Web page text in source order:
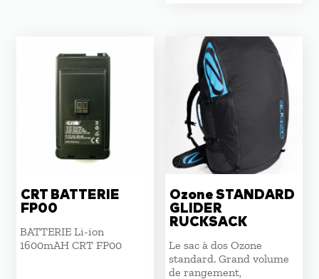
CRT BATTERIE
FP00
BATTERIE Li-ion
1600mAH CRT FP00
Ozone STANDARD
GLIDER
RUCKSACK
Le sac à dos Ozone
standard. Grand volume
de rangement,